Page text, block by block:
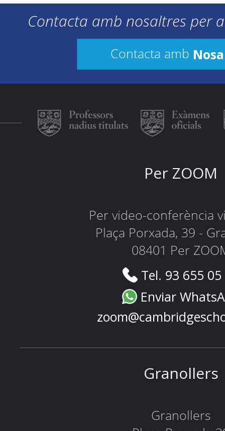
Contacta amb nosaltres per
Contacta amb
Per ZOOM
Per video-conferència
Plaça Porxada, 39 -
08401 Per
Tel. 93 655
Enviar
Granollers
Granollers